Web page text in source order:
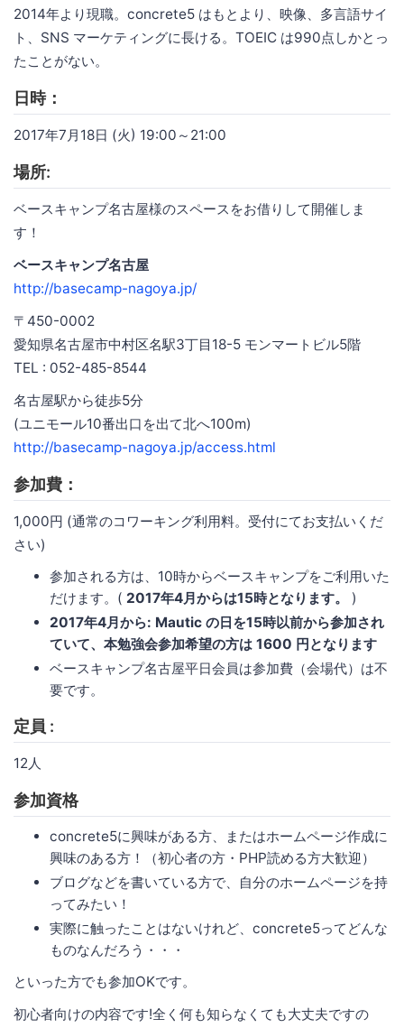
2014年より現職。concrete5 はもとより、映像、多言語サイ
ト、SNS マーケティングに長ける。TOEIC は990点しかとっ
たことがない。
日時：
2017年7月18日 (火) 19:00～21:00
場所:
ベースキャンプ名古屋様のスペースをお借りして開催しま
す！
ベースキャンプ名古屋
http://basecamp-nagoya.jp/
〒450-0002
愛知県名古屋市中村区名駅3丁目18-5 モンマートビル5階
TEL : 052-485-8544
名古屋駅から徒歩5分
(ユニモール10番出口を出て北へ100m)
http://basecamp-nagoya.jp/access.html
参加費：
1,000円 (通常のコワーキング利用料。受付にてお支払いくだ
さい)
参加される方は、10時からベースキャンプをご利用いた
だけます。( 2017年4月からは15時となります。
)
2017年4月から: Mautic の日を15時以前から参加され
ていて、本勉強会参加希望の方は 1600 円となります
ベースキャンプ名古屋平日会員は参加費（会場代）は不
要です。
定員 :
12人
参加資格
concrete5に興味がある方、またはホームページ作成に
興味のある方！（初心者の方・PHP読める方大歓迎）
ブログなどを書いている方で、自分のホームページを持
ってみたい！
実際に触ったことはないけれど、concrete5ってどんな
ものなんだろう・・・
といった方でも参加OKです。
初心者向けの内容です!全く何も知らなくても大丈夫ですの